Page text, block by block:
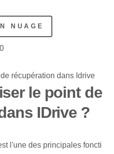
NUAGE
le point de
IDrive ?
l'une des principales foncti